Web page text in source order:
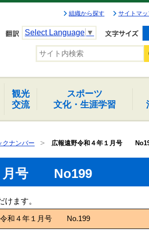
組織から探す サイトマ
Select Language ▼
観光
交流
スポーツ
文化・生涯学習
クナンバー
広報遠野令和４年１月号
月号 No199
ます。
和４年１月号 No.199